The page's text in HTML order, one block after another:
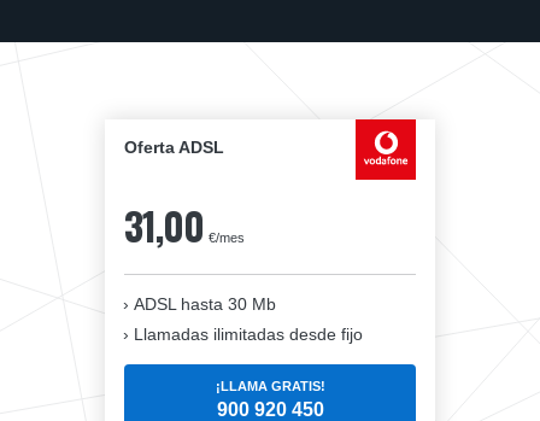
Oferta ADSL
31,00 €/mes
ADSL hasta 30 Mb
Llamadas ilimitadas desde fijo
¡LLAMA GRATIS!
900 920 450